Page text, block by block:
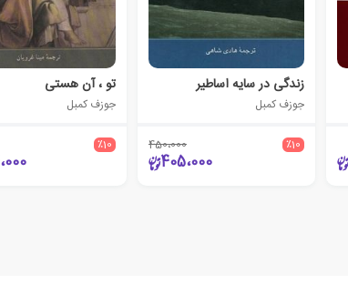
زندگی در سایه اساطیر
جوزف کمبل
٪10 450،000
405،000
تو ، آن هستی
جوزف کمبل
٪10